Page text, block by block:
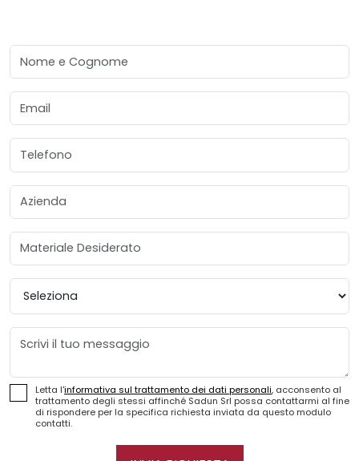
Nome e Cognome
Email
Telefono
Azienda
Materiale Desiderato
Provincia
Messaggio
Letta l'informativa sul trattamento dei dati personali, acconsento al
trattamento degli stessi affinché Sadun Srl possa contattarmi al fine
di rispondere per la specifica richiesta inviata da questo modulo
contatti.